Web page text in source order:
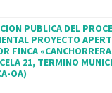
PUBLICA DEL
PROYECTO
FINCA
21, TERMINO
OA)